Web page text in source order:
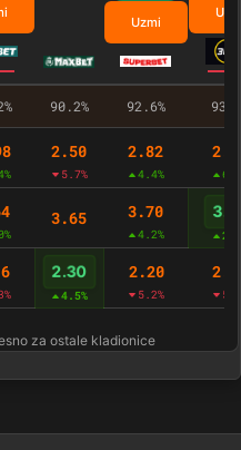
Uzmi
90.2% 92.6%
2.50
5.7%
2.82
4.4%
3.65 3.70
4.2%
2.30
4.5%
2.20
5.2%
za ostale kladionice